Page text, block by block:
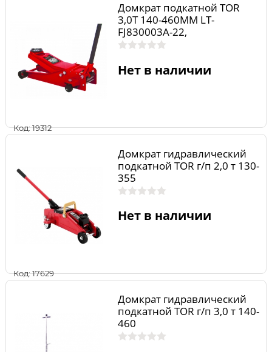
Код: 19312
Домкрат подкатной TOR
3,0Т 140-460MM LT-
FJ830003A-22,
Нет в наличии
Код: 17629
Домкрат гидравлический
подкатной TOR г/п 2,0 т 130-
355
Нет в наличии
Домкрат гидравлический
подкатной TOR г/п 3,0 т 140-
460